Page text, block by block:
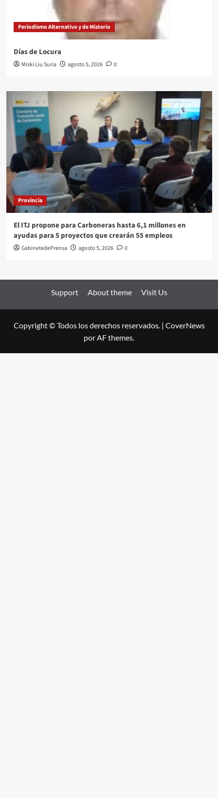
Periodismo Alternativo y de Misterio
Días de Locura
Miski Liu Suria agosto 5, 2026 0
Provincia
El ITJ propone para Carboneras hasta 6,1 millones en
ayudas para 5 proyectos que crearán 55 empleos
GabinetedePrensa agosto 5, 2026 0
Support About theme Visit Us
Copyright © Todos los derechos reservados. | CoverNews
por AF themes.